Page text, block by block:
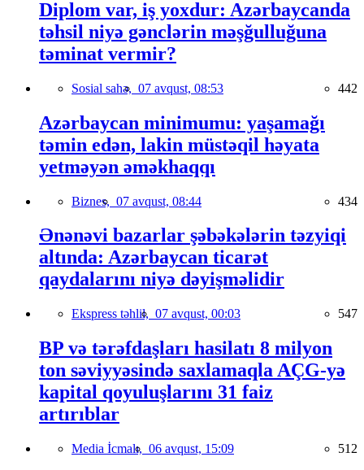
Diplom var, iş yoxdur: Azərbaycanda
təhsil niyə gənclərin məşğulluğuna
təminat vermir?
Sosial sahə, 07 avqust, 08:53 442
Azərbaycan minimumu: yaşamağı
təmin edən, lakin müstəqil həyata
yetməyən əməkhaqqı
Biznes, 07 avqust, 08:44 434
Ənənəvi bazarlar şəbəkələrin təzyiqi
altında: Azərbaycan ticarət
qaydalarını niyə dəyişməlidir
Ekspress təhlil, 07 avqust, 00:03 547
BP və tərəfdaşları hasilatı 8 milyon
ton səviyyəsində saxlamaqla AÇG-yə
kapital qoyuluşlarını 31 faiz
artırıblar
Media İcmalı, 06 avqust, 15:09 512